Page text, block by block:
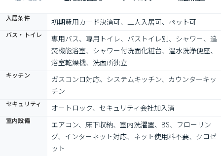
入居条件 初期費用カード決済可、二人入居可、ペット可
バス・トイレ
専用バス、専用トイレ、バストイレ別、シャワー、追
焚機能浴室、シャワー付洗面化粧台、温水洗浄便座、
浴室乾燥機、洗面所独立
キッチン
ガスコンロ対応、システムキッチン、カウンターキッ
チン
セキュリティ オートロック、セキュリティ会社加入済
室内設備
エアコン、床下収納、室内洗濯置、BS、フローリン
グ、インターネット対応、ネット使用料不要、クロゼ
ット